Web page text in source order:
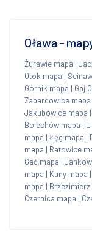
Oława -
Żurawie mapa |
Otok mapa |
Górnik mapa | Gaj
Zabardowice mapa
Jakubowice mapa |
Bolechów mapa |
mapa | Łęg mapa |
mapa | Ratowice
Gać mapa |
mapa | Kuny mapa |
mapa | Brzezimierz
Czernica mapa |